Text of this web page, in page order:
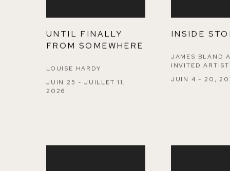
UNTIL FINALLY
FROM SOMEWHERE
LOUISE HARDY
JUIN 25 - JUILLET 11,
2026
INSIDE
JAMES BLAND
INVITED
JUIN 4 - 20,